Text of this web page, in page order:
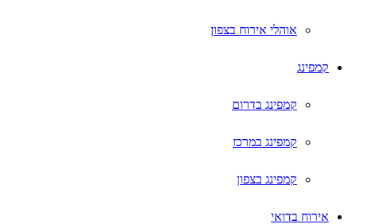
אוהלי אירוח בצפון
קמפינג
קמפינג בדרום
קמפינג במרכז
קמפינג בצפון
אירוח בדואי